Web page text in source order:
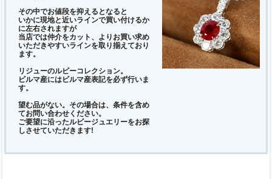
その中でお値段を抑えるとなると
いかに現地と近いラインで買い付けるか
に左右されますが
当店では仲介をカット、よりお買い求め
いただきやすいラインを取り揃えており
ます。
リジューのルビーコレクション。
ビルマ産にはビルマ産表記を必ず行いま
す。
望む品がない。その場合は、条件を含め
てお問い合わせください。
ご要望に沿ったルビージュエリーをお探
しさせていただきます!